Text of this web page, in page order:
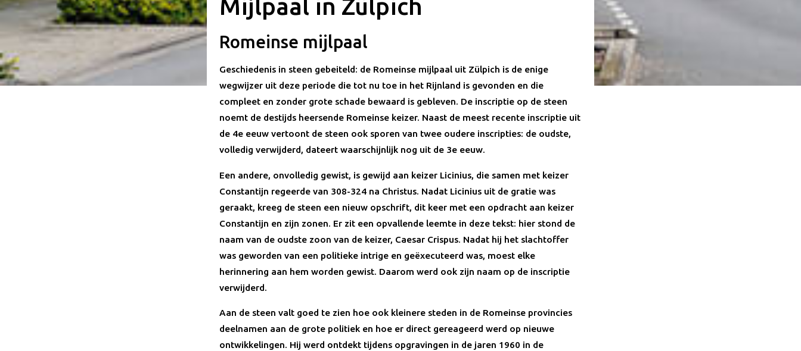
Mijlpaal in Zülpich
Romeinse mijlpaal
Geschiedenis in steen gebeiteld: de Romeinse mijlpaal uit Zülpich is de enige
wegwijzer uit deze periode die tot nu toe in het Rijnland is gevonden en die
compleet en zonder grote schade bewaard is gebleven. De inscriptie op de steen
noemt de destijds heersende Romeinse keizer. Naast de meest recente inscriptie uit
de 4e eeuw vertoont de steen ook sporen van twee oudere inscripties: de oudste,
volledig verwijderd, dateert waarschijnlijk nog uit de 3e eeuw.
Een andere, onvolledig gewist, is gewijd aan keizer Licinius, die samen met keizer
Constantijn regeerde van 308-324 na Christus. Nadat Licinius uit de gratie was
geraakt, kreeg de steen een nieuw opschrift, dit keer met een opdracht aan keizer
Constantijn en zijn zonen. Er zit een opvallende leemte in deze tekst: hier stond de
naam van de oudste zoon van de keizer, Caesar Crispus. Nadat hij het slachtoffer
was geworden van een politieke intrige en geëxecuteerd was, moest elke
herinnering aan hem worden gewist. Daarom werd ook zijn naam op de inscriptie
verwijderd.
Aan de steen valt goed te zien hoe ook kleinere steden in de Romeinse provincies
deelnamen aan de grote politiek en hoe er direct gereageerd werd op nieuwe
ontwikkelingen. Hij werd ontdekt tijdens opgravingen in de jaren 1960 in de